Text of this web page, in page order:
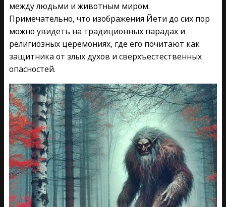
между людьми и животным миром.
Примечательно, что изображения Йети до сих пор
можно увидеть на традиционных парадах и
религиозных церемониях, где его почитают как
защитника от злых духов и сверхъестественных
опасностей.